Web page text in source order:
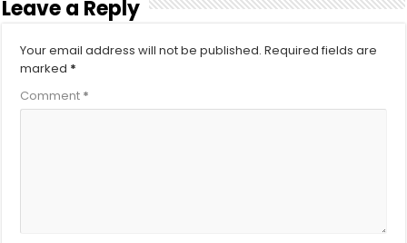
Leave a Reply
Your email address will not be published. Required fields are
marked *
Comment *